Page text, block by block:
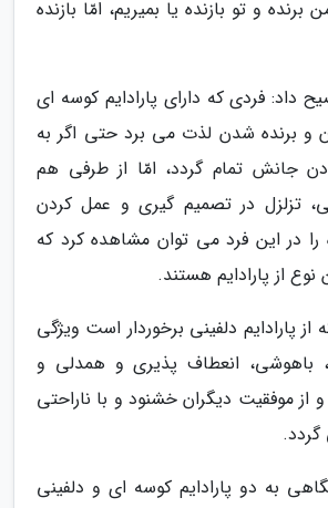
و تو بازنده یا بمیریم، امّا بازنده
داد: فردی که دارای پارادایم کوسه ای
و برنده شدن لذت می برد حتی اگر به
جانش تمام گردد، امّا از طرفی هم
تزلزل در تصمیم گیری و عمل کردن
را در این فرد می توان مشاهده کرد که
از پارادایم هستند.
پارادایم دلفینی برخوردار است ویژگی
باهوشی، انعطاف پذیری و همدلی و
و از موفقیت دیگران خشنود و با ناراحتی
به دو پارادایم کوسه ای و دلفینی